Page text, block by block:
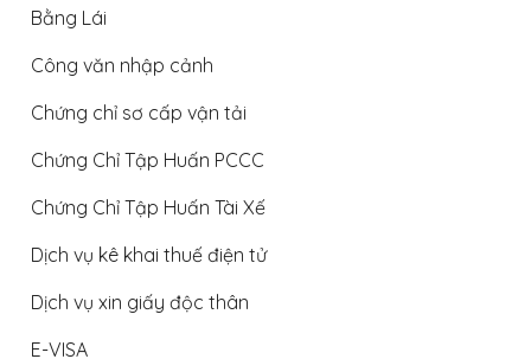
Bằng Lái
Công văn nhập cảnh
Chứng chỉ sơ cấp vận tải
Chứng Chỉ Tập Huấn PCCC
Chứng Chỉ Tập Huấn Tài Xế
Dịch vụ kê khai thuế điện tử
Dịch vụ xin giấy độc thân
E-VISA